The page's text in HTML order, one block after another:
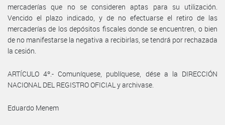
mercaderías que no se consideren aptas para su utilización.
Vencido el plazo indicado, y de no efectuarse el retiro de las
mercaderías de los depósitos fiscales donde se encuentren, o bien
de no manifestarse la negativa a recibirlas, se tendrá por rechazada
la cesión.
ARTÍCULO 4º.- Comuníquese, publíquese, dése a la DIRECCIÓN
NACIONAL DEL REGISTRO OFICIAL y archivase.
Eduardo Menem